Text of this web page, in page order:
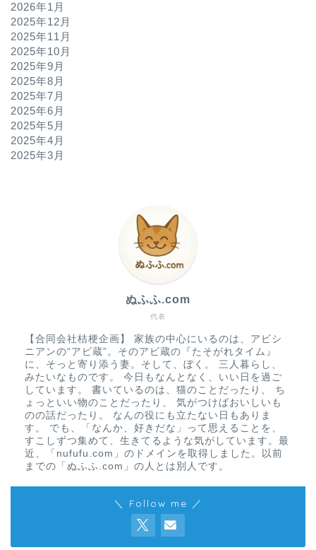
2026年1月
2025年12月
2025年11月
2025年10月
2025年9月
2025年8月
2025年7月
2025年6月
2025年5月
2025年4月
2025年3月
代表
ぬふふ.com
【合同会社桔梗企画】 家族の中心にいるのは、アビシ
ニアンの“アビ蔵”。そのアビ蔵の『たそがれタイム』
に、そっと寄り添う妻。そして、ぼく。 三人暮らし、
みたいなものです。 今日もなんとなく、いい日を過ご
しています。 書いているのは、猫のことだったり、 ち
ょっといい物のことだったり、 気がつけばおいしいも
のの話だったり。 なんの役にも立たない日もありま
す。 でも、「なんか、好きだな」って思えることを、
すこしずつ集めて、生きてるような気がしています。最
近、「nufufu.com」のドメインを取得しました。以前
までの「ぬふふ.com」の人とは別人です。
＼ Follow me ／